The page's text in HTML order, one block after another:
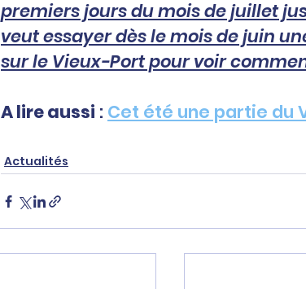
premiers jours du mois de juillet
veut essayer dès le mois de juin
sur le Vieux-Port pour voir
A lire aussi : Cet été une partie du
Actualités